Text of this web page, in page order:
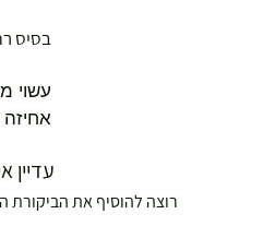
בסיס
עשוי
עדיין
רוצה להוסיף את הביקורת